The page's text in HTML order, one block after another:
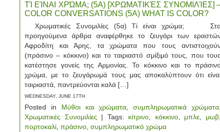
ΤΊ ΕΊΝΑΙ ΧΡΏΜΑ; (5Α) [ΧΡΩΜΑΤΙΚΈΣ ΣΥΝΟΜΙΛΊΕΣ]
COLOR CONVERSATIONS (5A) WHAT IS COLOR?
Χρωματικές Συνομιλίες (5α) Τί είναι χρώμα;
προηγούμενα άρθρα αναφέρθηκε το ζευγάρι των
Αφροδίτη και Άρης, τα χρώματα που τους
(πράσινο – κόκκινο) και το ταιριαστό σμίξιμό τους, που
κατέστησε γονείς της Αρμονίας. Το κόκκινο και το
χρώμα, με το ζευγάρωμά τους μας αποκαλύπτουν ότι
ταιριαστά, παντρεύονται καλά […]
WEDNESDAY, JUNE 17TH
Posted in Μύθοι και χρώματα ,συμπληρωματικά χρώματα
Χρωματικές Συνομιλίες | Tags: κίτρινο κόκκινο, μπλε μωβ
πορτοκαλί πράσινο συμπληρωματικό χρώμα